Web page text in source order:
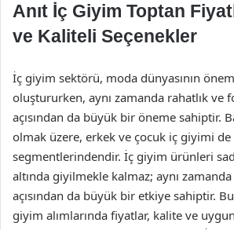
Anıt İç Giyim Toptan
ve Kaliteli Seçenekler
İç giyim sektörü, moda dünyasının
oluştururken, aynı zamanda rahatlık ve
açısından da büyük bir öneme sahiptir.
olmak üzere, erkek ve çocuk iç giyimi de
segmentlerindendir. İç giyim ürünleri
altında giyilmekle kalmaz; aynı
açısından da büyük bir etkiye sahiptir.
giyim alımlarında fiyatlar, kalite ve